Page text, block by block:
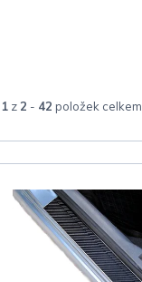
1 z 2 - 42 položek celkem